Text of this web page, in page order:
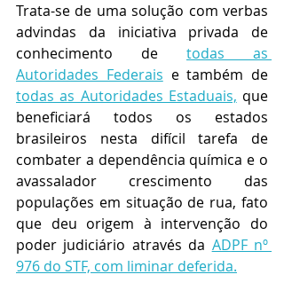
Trata-se de uma solução com verbas
advindas da iniciativa privada de
conhecimento de todas as
Autoridades Federais
todas as Autoridades Estaduais, que
beneficiará todos os estados
brasileiros nesta difícil tarefa de
combater a dependência química e o
avassalador crescimento das
populações em situação de rua, fato
que deu origem à intervenção do
poder judiciário através da ADPF nº
976 do STF, com liminar deferida.